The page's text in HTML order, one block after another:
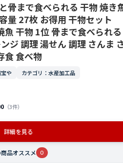
骨まで食べられる 干物 焼き
量 27枚 お得用 干物セット
魚 干物 1位 骨まで食べられる
ジ 調理 湯せん 調理 さんま
食 食べ物
や カテゴリ：水産加工品
（3件）
詳細を見る
商品オススメ 0